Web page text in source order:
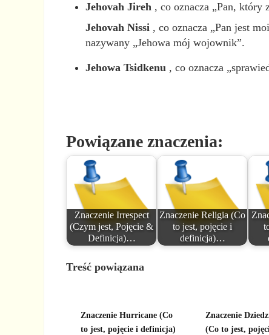
Jehovah Jireh, co oznacza „Pan, który
Jehovah Nissi, co oznacza „Pan jest
nazywany „Jehowa mój wojownik”.
Jehowa Tsidkenu, co oznacza
Powiązane znaczenia:
Znaczenie Irrespect
(Czym jest, Pojęcie &
Definicja)…
Znaczenie Religia (Co
to jest, pojęcie i
definicja)…
Treść powiązana
Znaczenie Hurricane (Co
to jest, pojęcie i definicja)
Znaczenie
(Co to jest,